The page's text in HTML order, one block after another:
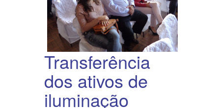
Transferência
dos ativos de
iluminação